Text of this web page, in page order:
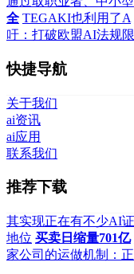
全 TEGAKI也利用了A
吁：打破欧盟AI法规
快捷导航
关于我们
ai资讯
ai应用
联系我们
推荐下载
其实现正在有不少AI
地位 买卖日缩量701亿
家公司的运做机制：